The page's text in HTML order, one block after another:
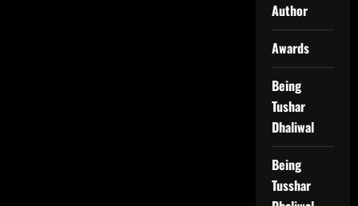
Author
Awards
Being
Tushar
Dhaliwal
Being
Tusshar